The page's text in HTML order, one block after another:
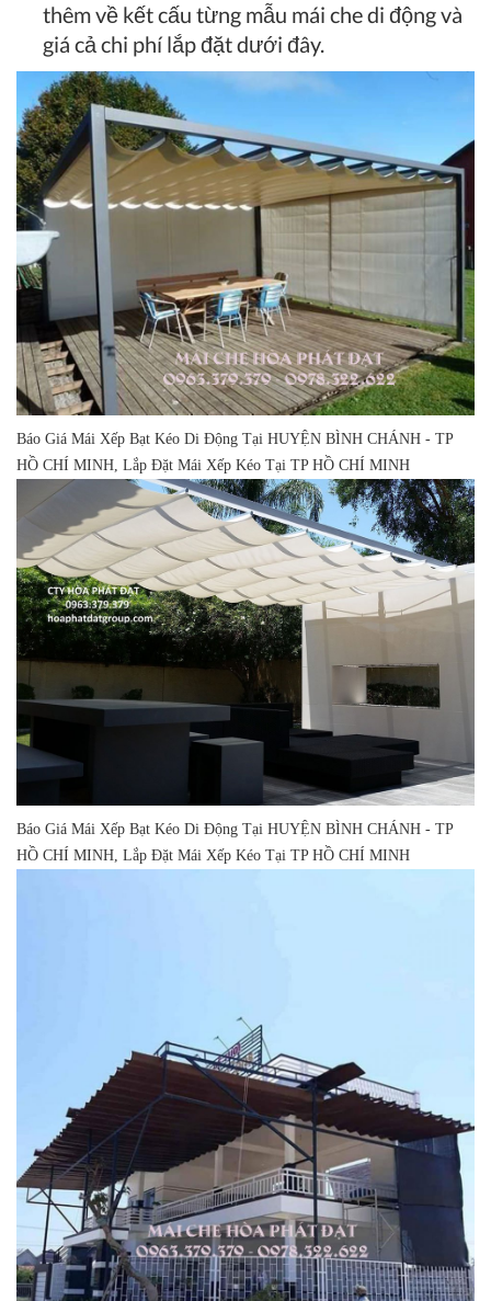
thêm về kết cấu từng mẫu mái che di động và
giá cả chi phí lắp đặt dưới đây.
Báo Giá Mái Xếp Bạt Kéo Di Động Tại HUYỆN BÌNH CHÁNH - TP
HỒ CHÍ MINH, Lắp Đặt Mái Xếp Kéo Tại TP HỒ CHÍ MINH
Báo Giá Mái Xếp Bạt Kéo Di Động Tại HUYỆN BÌNH CHÁNH - TP
HỒ CHÍ MINH, Lắp Đặt Mái Xếp Kéo Tại TP HỒ CHÍ MINH